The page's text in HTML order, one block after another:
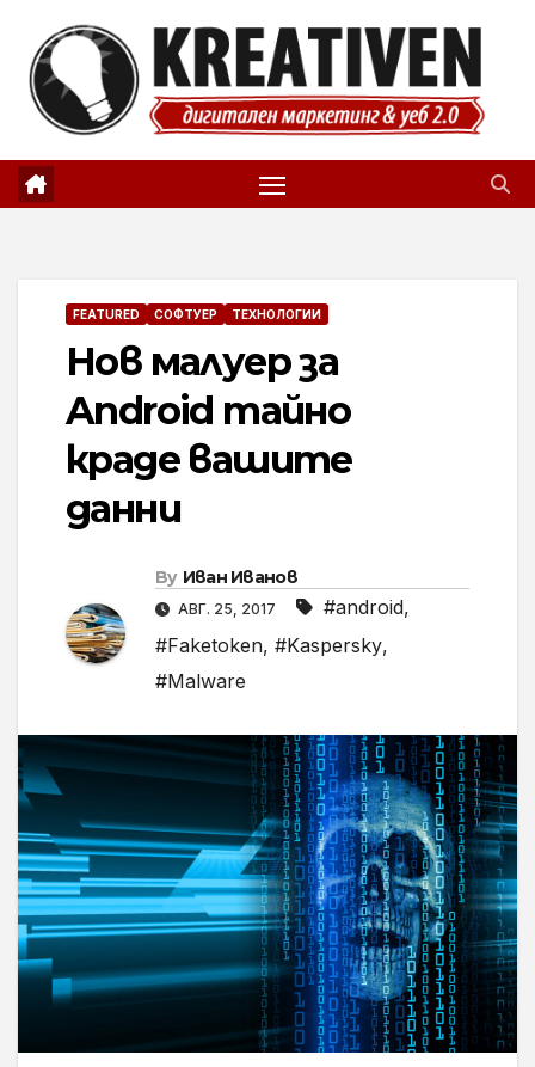
content
FEATURED СОФТУЕР ТЕХНОЛОГИИ
Нов малуер за
Android тайно
краде вашите
данни
By Иван Иванов
АВГ. 25, 2017 #android,
#Faketoken, #Kaspersky,
#Malware